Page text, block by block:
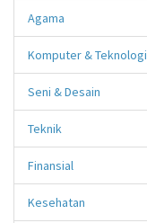
Agama
Komputer & Teknologi
Seni & Desain
Teknik
Finansial
Kesehatan